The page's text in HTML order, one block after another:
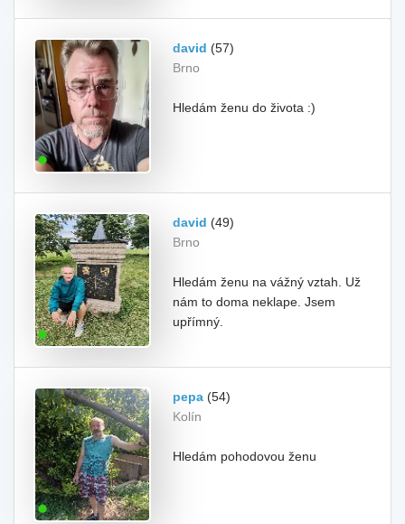
david (57)
Brno
Hledám ženu do života :)
david (49)
Brno
Hledám ženu na vážný vztah. Už
nám to doma neklape. Jsem
upřímný.
pepa (54)
Kolín
Hledám pohodovou ženu